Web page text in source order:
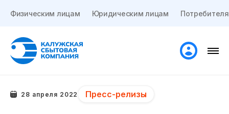
Физическим лицам Юридическим лицам
28 апреля 2022 Пресс-релизы